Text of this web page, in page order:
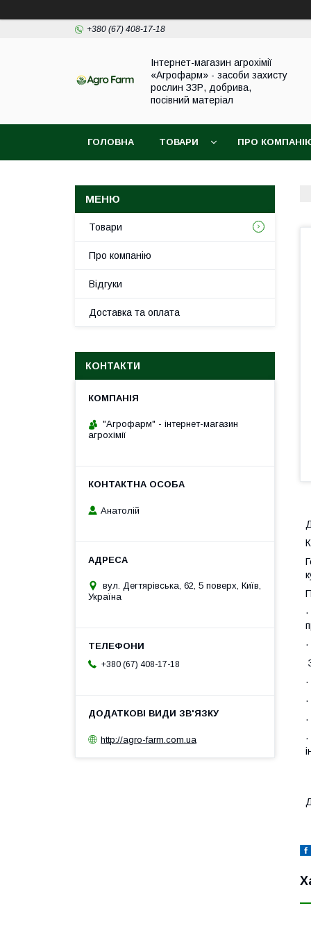
+380 (67) 408-17-18
Інтернет-магазин агрохімії
«Агрофарм» - засоби захисту
рослин ЗЗР, добрива,
посівний матеріал
ГОЛОВНА ТОВАРИ ПРО
Товари
Про компанію
Відгуки
Доставка та оплата
КОНТАКТИ
"Агрофарм" - інтернет-магазин
агрохімії
Анатолій
вул. Дегтярівська, 62, 5 поверх, Київ,
Україна
+380 (67) 408-17-18
http://agro-farm.com.ua